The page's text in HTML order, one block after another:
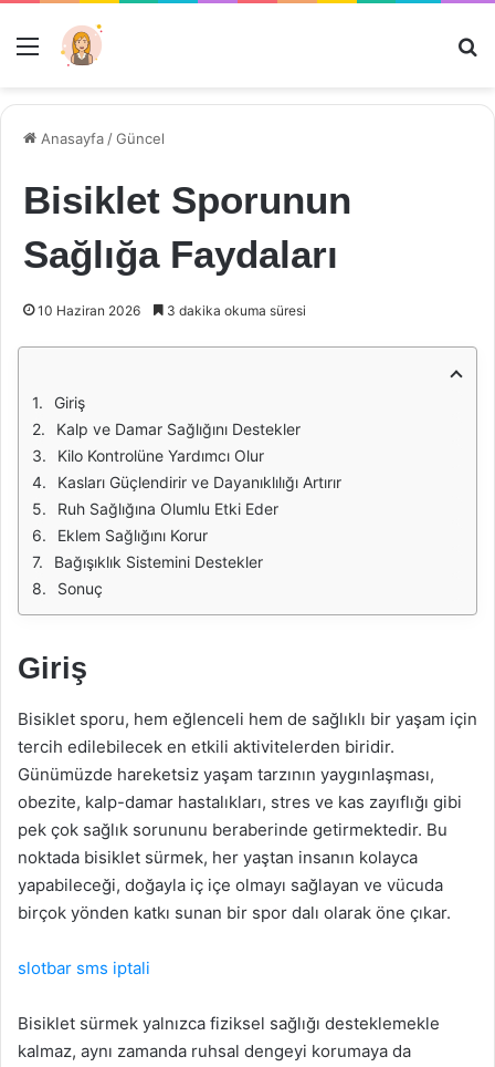
Menü
Anasayfa /Güncel
Bisiklet Sporunun
Sağlığa Faydaları
10 Haziran 2026 3 dakika okuma süresi
Giriş
Kalp ve Damar Sağlığını Destekler
Kilo Kontrolüne Yardımcı Olur
Kasları Güçlendirir ve Dayanıklılığı Artırır
Ruh Sağlığına Olumlu Etki Eder
Eklem Sağlığını Korur
Bağışıklık Sistemini Destekler
Sonuç
Giriş
Bisiklet sporu, hem eğlenceli hem de sağlıklı bir yaşam için
tercih edilebilecek en etkili aktivitelerden biridir.
Günümüzde hareketsiz yaşam tarzının yaygınlaşması,
obezite, kalp-damar hastalıkları, stres ve kas zayıflığı gibi
pek çok sağlık sorununu beraberinde getirmektedir. Bu
noktada bisiklet sürmek, her yaştan insanın kolayca
yapabileceği, doğayla iç içe olmayı sağlayan ve vücuda
birçok yönden katkı sunan bir spor dalı olarak öne çıkar.
slotbar sms iptali
Bisiklet sürmek yalnızca fiziksel sağlığı desteklemekle
kalmaz, aynı zamanda ruhsal dengeyi korumaya da